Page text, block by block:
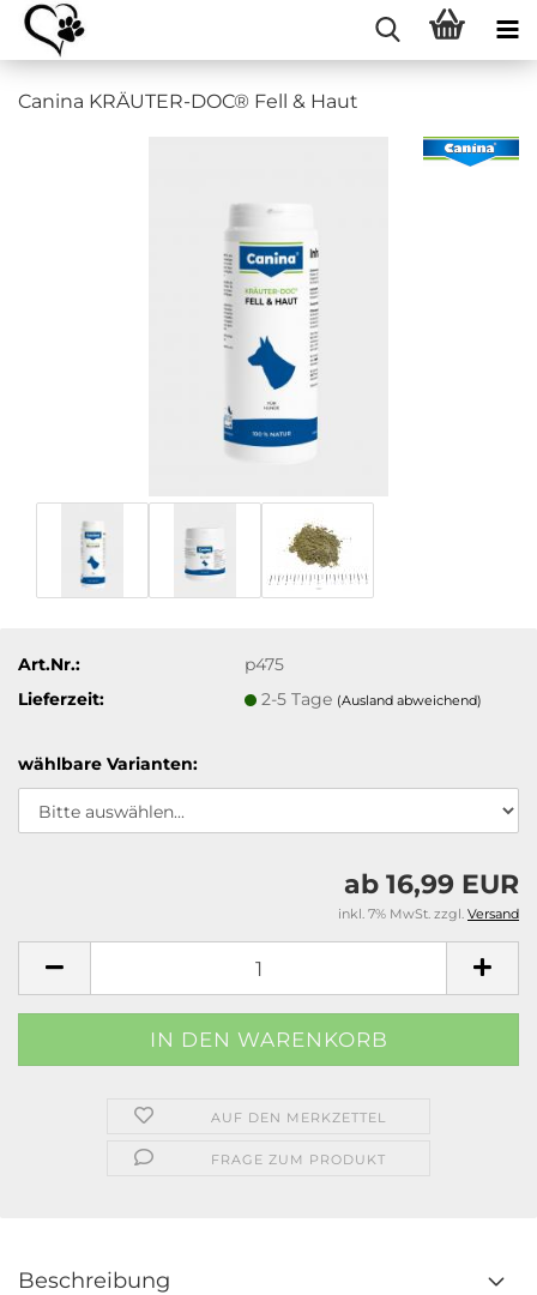
Canina KRÄUTER-DOC® Fell & Haut
Art.Nr.:
p475
Lieferzeit:
2-5 Tage (Ausland abweichend)
wählbare Varianten:
ab 16,99 EUR
inkl. 7% MwSt. zzgl. Versand
AUF DEN MERKZETTEL
FRAGE ZUM PRODUKT
Beschreibung